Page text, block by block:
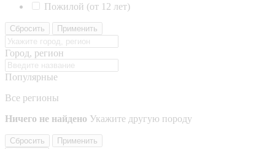
Пожилой (от 12 лет)
Сбросить Применить
Город, регион
Популярные
Все регионы
Ничего не найдено Укажите другую породу
Сбросить
Применить